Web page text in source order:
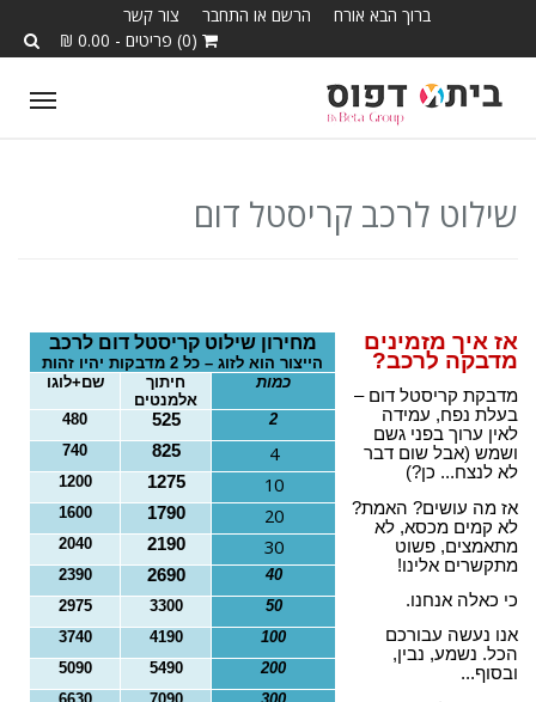
ברוך הבא אורח הרשם או התחבר
צור קשר
(0) פריטים - 0.00 ₪
T
a
v
i
o
n
שילוט לרכב קריסטל דום
מחירון שילוט קריסטל דום לרכב
הייצור הוא לזוג – כל 2 מדבקות יהיו זהות
כמות
חיתוך
אלמנטים
שם+לוגו
2
525
480
4
825
740
10
1275
1200
20
1790
1600
30
2190
2040
40
2690
2390
50
3300
2975
100
4190
3740
200
5490
5090
אז איך מזמינים
מדבקה לרכב?
מדבקת קריסטל דום –
בעלת נפח, עמידה
לאין ערוך בפני גשם
ושמש (אבל שום דבר
לא לנצח... כן?)
אז מה עושים? האמת?
לא קמים מכסא, לא
מתאמצים, פשוט
מתקשרים אלינו!
כי כאלה אנחנו.
אנו נעשה עבורכם
הכל. נשמע, נבין,
ובסוף...